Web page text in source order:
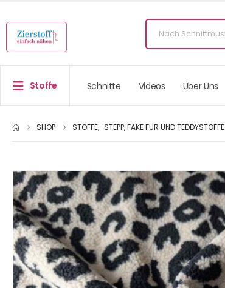
Stoffe Schnitte Videos Über Uns
SHOP STOFFE, STEPP, FAKE FUR UND TEDDYSTOFFE